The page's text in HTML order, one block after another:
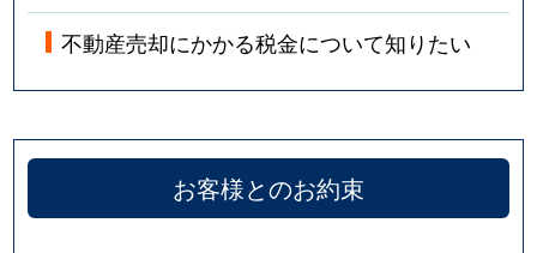
不動産売却にかかる税金について知りたい
お客様とのお約束